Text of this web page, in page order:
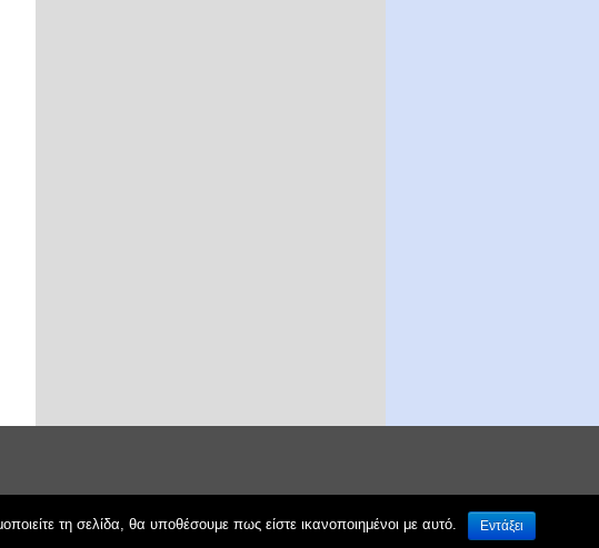
τη σελίδα, θα υποθέσουμε πως είστε ικανοποιημένοι με αυτό. Εντάξει